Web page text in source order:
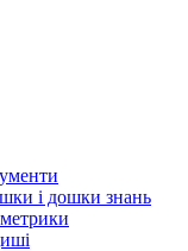
і дошки знань